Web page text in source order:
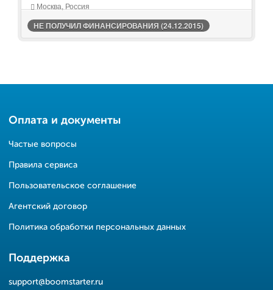
Москва, Россия
НЕ ПОЛУЧИЛ ФИНАНСИРОВАНИЯ (24.12.2015)
Оплата и документы
Частые вопросы
Правила сервиса
Пользовательское соглашение
Агентский договор
Политика обработки персональных данных
Поддержка
support@boomstarter.ru